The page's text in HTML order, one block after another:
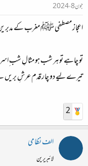
جون 8، 2024
اعجاز مصطفی ﷺ مغرب کے مدبرین
تو چاہے تو ہر شب ہو مثالِ شب
تیرے لیے دو چار قدم عرشِ
2
الف نظامی
لائبریرین